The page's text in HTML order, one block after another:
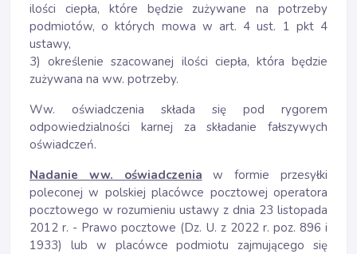
ilości ciepła, które będzie zużywane na potrzeby
podmiotów, o których mowa w art. 4 ust. 1 pkt 4
ustawy,
3) określenie szacowanej ilości ciepła, która będzie
zużywana na ww. potrzeby.
Ww. oświadczenia składa się pod rygorem
odpowiedzialności karnej za składanie fałszywych
oświadczeń.
Nadanie ww. oświadczenia w formie przesyłki
poleconej w polskiej placówce pocztowej operatora
pocztowego w rozumieniu ustawy z dnia 23 listopada
2012 r. - Prawo pocztowe (Dz. U. z 2022 r. poz. 896 i
1933) lub w placówce podmiotu zajmującego się